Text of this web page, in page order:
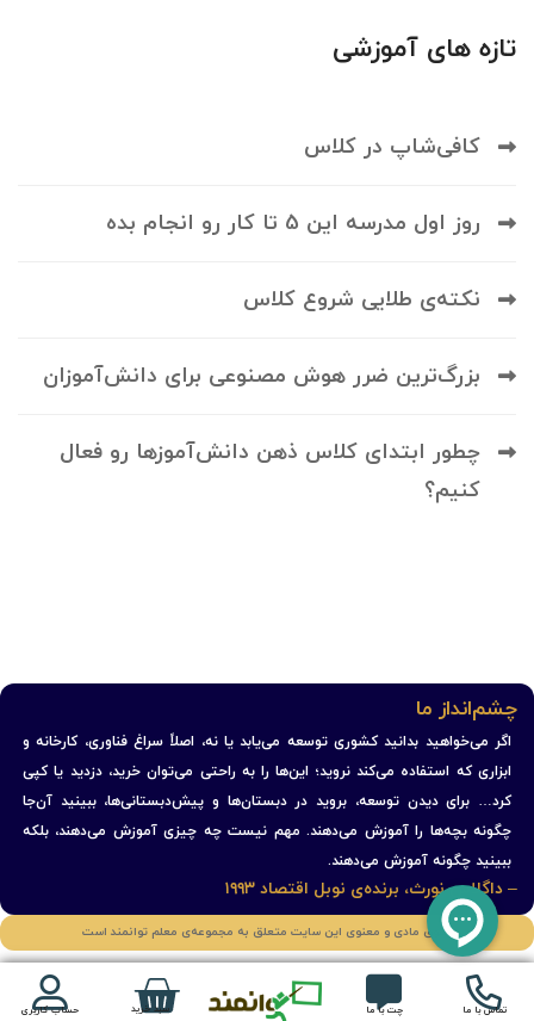
تازه های آموزشی
کافی‌شاپ در کلاس
روز اول مدرسه این 5 تا کار رو انجام بده
نکته‌ی طلایی شروع کلاس
بزرگ‌ترین ضرر هوش مصنوعی برای دانش‌آموزان
چطور ابتدای کلاس ذهن دانش‌آموزها رو فعال
کنیم؟
چشم‌انداز ما
اگر می‌خواهید بدانید کشوری توسعه می‌یابد یا نه، اصلاً سراغ فناوری، کارخانه و
ابزاری که استفاده می‌کند نروید؛ این‌ها را به راحتی می‌توان خرید، دزدید یا کپی
کرد… برای دیدن توسعه، بروید در دبستان‌ها و پیش‌دبستانی‌ها، ببینید آن‌جا
چگونه بچه‌ها را آموزش می‌دهند. مهم نیست چه چیزی آموزش می‌دهند، بلکه
ببینید چگونه آموزش می‌دهند.
– داگلاس نورث، برنده‌ی نوبل اقتصاد ۱۹۹۳
حقوق مادی و معنوی این سایت متعلق به مجموعه‌ی معلم توانمند است
تماس با ما چت با ما سبد خرید حساب کاربری